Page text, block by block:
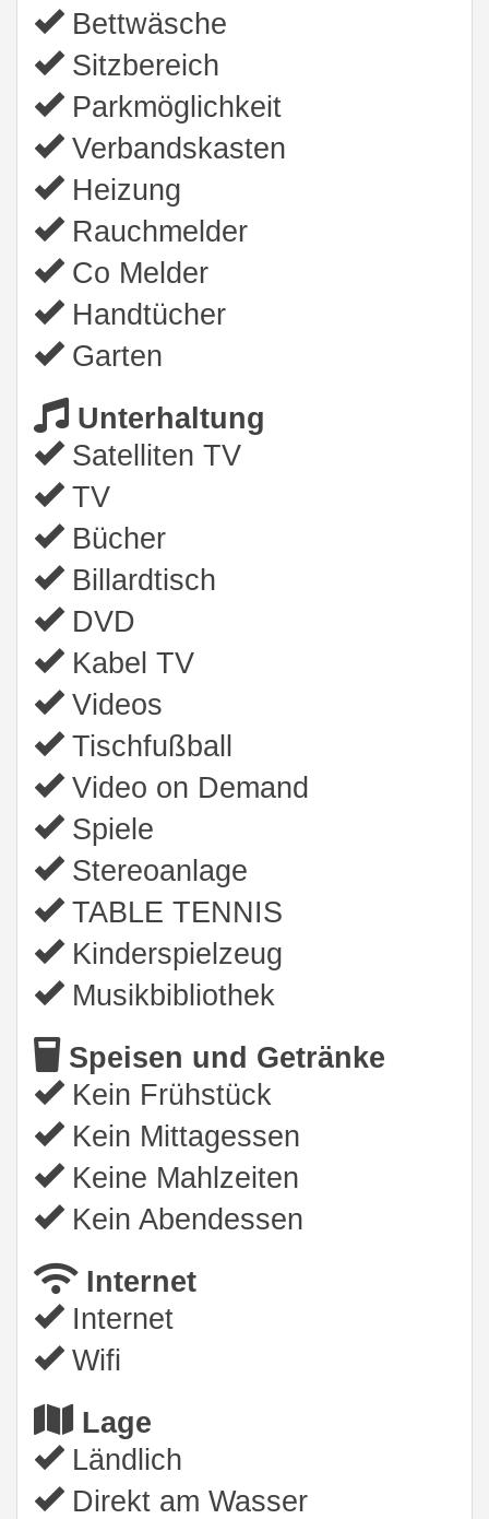
Bettwäsche
Sitzbereich
Parkmöglichkeit
Verbandskasten
Heizung
Rauchmelder
Co Melder
Handtücher
Garten
Unterhaltung
Satelliten TV
TV
Bücher
Billardtisch
DVD
Kabel TV
Videos
Tischfußball
Video on Demand
Spiele
Stereoanlage
TABLE TENNIS
Kinderspielzeug
Musikbibliothek
Speisen und Getränke
Kein Frühstück
Kein Mittagessen
Keine Mahlzeiten
Kein Abendessen
Internet
Internet
Wifi
Lage
Ländlich
Direkt am Wasser